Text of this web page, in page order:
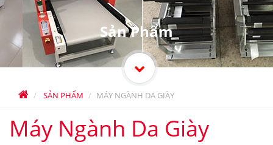
SẢN PHẨM MÁY NGÀNH DA GIÀY
Sản Phẩm
Máy Ngành Da Giày